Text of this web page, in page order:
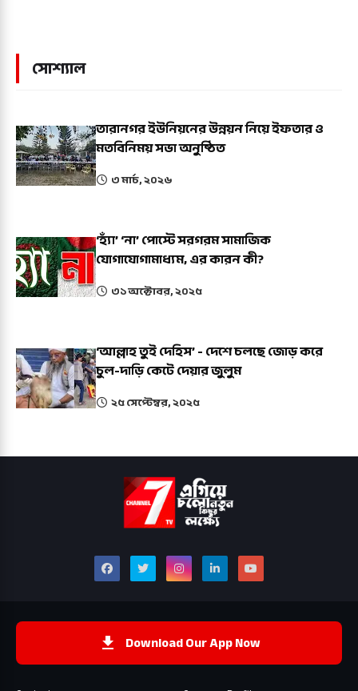
সোশ্যাল
তারানগর ইউনিয়নের উন্নয়ন নিয়ে ইফতার ও
মতবিনিময় সভা অনুষ্ঠিত
৩ মার্চ, ২০২৬
‘হ্যাঁ’ ‘না’ পোস্টে সরগরম সামাজিক
যোগাযোগামাধ্যম, এর কারন কী?
৩১ অক্টোবর, ২০২৫
‘আল্লাহ তুই দেহিস’ - দেশে চলছে জোড় করে
চুল-দাড়ি কেটে দেয়ার জুলুম
২৫ সেপ্টেম্বর, ২০২৫
Download Our App Now